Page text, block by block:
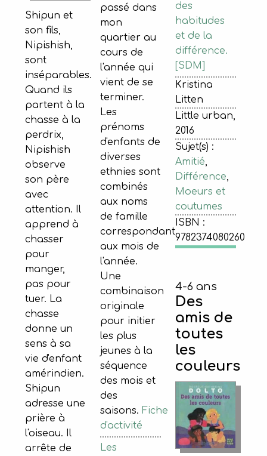
des
habitudes
et de la
différence.
[SDM]
Kristina
Litten
Little urban,
2016
Sujet(s) :
Amitié,
Différence,
Moeurs et
coutumes
ISBN :
9782374080260
Shipun et
son fils,
Nipishish,
sont
inséparables.
Quand ils
partent à la
chasse à la
perdrix,
Nipishish
observe
son père
avec
attention. Il
apprend à
chasser
pour
manger,
pas pour
tuer. La
chasse
donne un
sens à sa
vie d'enfant
amérindien.
Shipun
adresse une
prière à
l'oiseau. Il
arrête de
passé dans
mon
quartier au
cours de
l'année qui
vient de se
terminer.
Les
prénoms
d'enfants de
diverses
ethnies sont
combinés
aux noms
de famille
correspondant
aux mois de
l'année.
Une
combinaison
originale
pour initier
les plus
jeunes à la
séquence
des mois et
des
saisons. Fiche
d'activité
Les
4-6 ans
Des
amis de
toutes
les
couleurs